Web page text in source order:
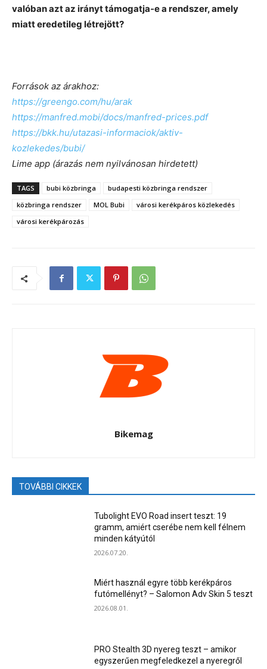
valóban azt az irányt támogatja-e a rendszer, amely
miatt eredetileg létrejött?
Források az árakhoz:
https://greengo.com/hu/arak
https://manfred.mobi/docs/manfred-prices.pdf
https://bkk.hu/utazasi-informaciok/aktiv-
kozlekedes/bubi/
Lime app (árazás nem nyilvánosan hirdetett)
TAGS bubi közbringa
budapesti közbringa rendszer
közbringa rendszer
MOL Bubi
városi kerékpáros közlekedés
városi kerékpározás
Bikemag
TOVÁBBI CIKKEK
Tubolight EVO Road insert teszt: 19
gramm, amiért cserébe nem kell félnem
minden kátyútól
2026.07.20.
Miért használ egyre több kerékpáros
futómellényt? – Salomon Adv Skin 5 teszt
2026.08.01.
PRO Stealth 3D nyereg teszt – amikor
egyszerűen megfeledkezel a nyeregről